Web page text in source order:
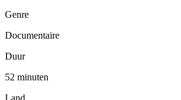
Genre
Documentaire
Duur
52 minuten